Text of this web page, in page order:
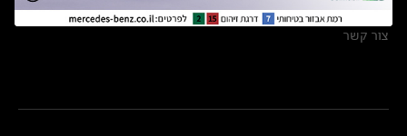
מרכזי שירות
צור קשר